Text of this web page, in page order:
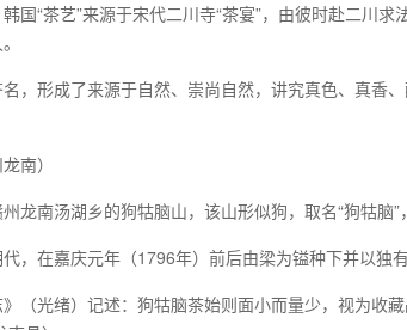
国“茶艺”来源于宋代二川寺“茶宴”，由彼时赴二川
，形成了来源于自然、崇尚自然，讲究真色、真香
南）
龙南汤湖乡的狗牯脑山，该山形似狗，取名“狗牯脑”
，在嘉庆元年（1796年）前后由梁为镒种下并以独有
（光绪）记述：狗牯脑茶始则面小而量少，视为收